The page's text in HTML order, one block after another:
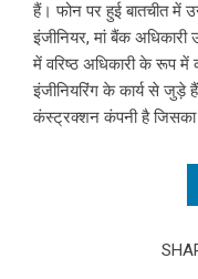
हैं। फोन पर हुई बातचीत में
इंजीनियर, मां बैंक अधिकारी
में वरिष्ठ अधिकारी के रूप में
इंजीनियरिंग के कार्य से
कंस्ट्रक्शन कंपनी है जिसका